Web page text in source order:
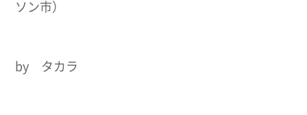
ソン市）
by タカラ